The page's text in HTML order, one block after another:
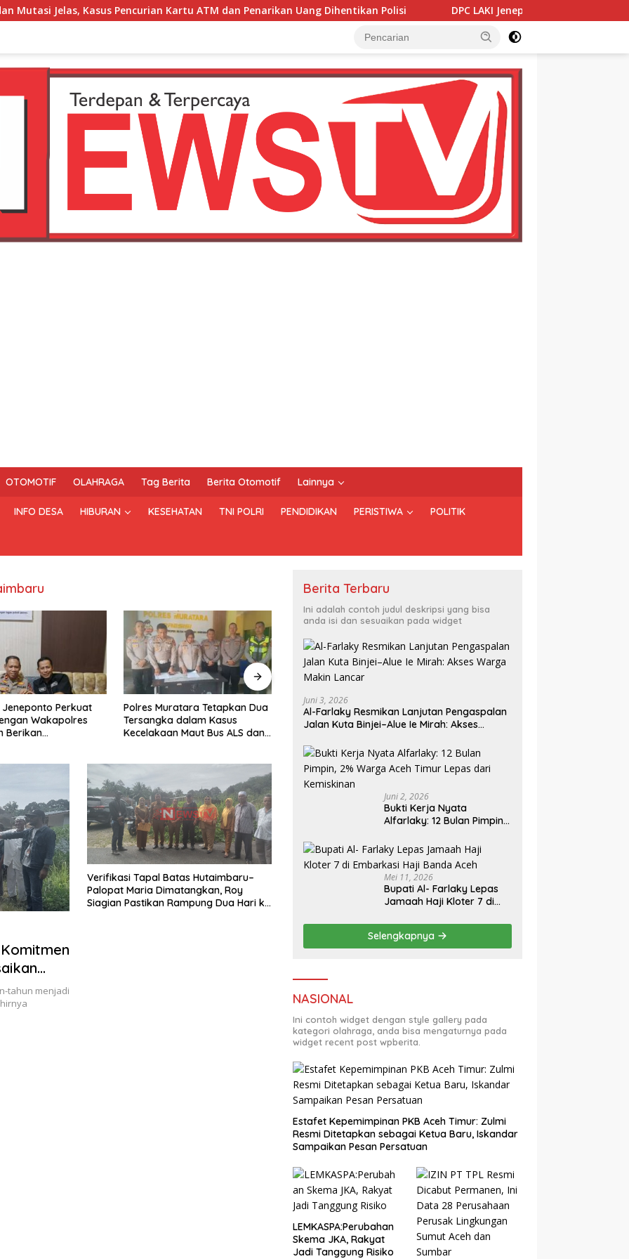
Pencurian Kartu ATM dan Penarikan Uang Dihentikan Polisi DPC LAKI Jeneponto Perkuat Sinergi dengan Wakapolres
OTOMOTIF OLAHRAGA Tag Berita Berita Otomotif Lainnya
INFO DESA HIBURAN KESEHATAN TNI POLRI PENDIDIKAN PERISTIWA POLITIK
Tetapkan Dua
dalam Kasus
Maut Bus ALS dan
Copot SR Ketua Koperasi di
Desa Simpang Bajole yang
Diduga Telah
Disamping Penimbun BBM SR
juga Diduga Kuat Aktor
Intelektual Membuat
Penggelembungan Lahan
Plasma di Lingga Bayu
Menteri ATR/Kepala BPN:
Pengukuran Terjadwal Sudah
Ilmiah
tahun menjadi
Verifikasi Tapal Batas Hutaimbaru–
Palopat Maria Dimatangkan, Roy
Siagian Pastikan Rampung Dua Hari ke
Berita Terbaru
Ini adalah contoh judul deskripsi yang bisa
anda isi dan sesuaikan pada widget
Juni 3, 2026
Al-Farlaky Resmikan Lanjutan Pengaspalan
Jalan Kuta Binjei–Alue Ie Mirah: Akses
Juni 2, 2026
Bukti Kerja Nyata
Alfarlaky: 12 Bulan Pimpin,
Mei 11, 2026
Bupati Al- Farlaky Lepas
Jamaah Haji Kloter 7 di
Aceh
Selengkapnya
NASIONAL
Ini contoh widget dengan style gallery pada
kategori olahraga, anda bisa mengaturnya pada
widget recent post wpberita.
Estafet Kepemimpinan PKB Aceh Timur: Zulmi
Resmi Ditetapkan sebagai Ketua Baru, Iskandar
Sampaikan Pesan Persatuan
LEMKASPA:Perubahan
Skema JKA, Rakyat
Jadi Tanggung Risiko